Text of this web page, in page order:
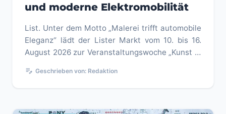
und moderne Elektromobilität
List. Unter dem Motto „Malerei trifft automobile
Eleganz“ lädt der Lister Markt vom 10. bis 16.
August 2026 zur Veranstaltungswoche „Kunst in
edit_note Geschrieben von: Redaktion